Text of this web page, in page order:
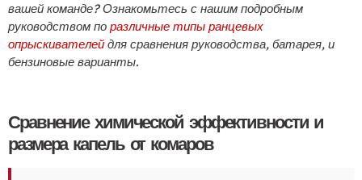
вашей команде? Ознакомьтесь с нашим подробным
руководством по различные типы ранцевых
опрыскивателей для сравнения руководства, батарея, и
бензиновые варианты.
Сравнение химической эффективности и
размера капель от комаров